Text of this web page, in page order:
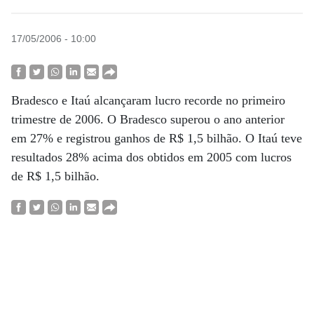
17/05/2006 - 10:00
Bradesco e Itaú alcançaram lucro recorde no primeiro
trimestre de 2006. O Bradesco superou o ano anterior
em 27% e registrou ganhos de R$ 1,5 bilhão. O Itaú teve
resultados 28% acima dos obtidos em 2005 com lucros
de R$ 1,5 bilhão.